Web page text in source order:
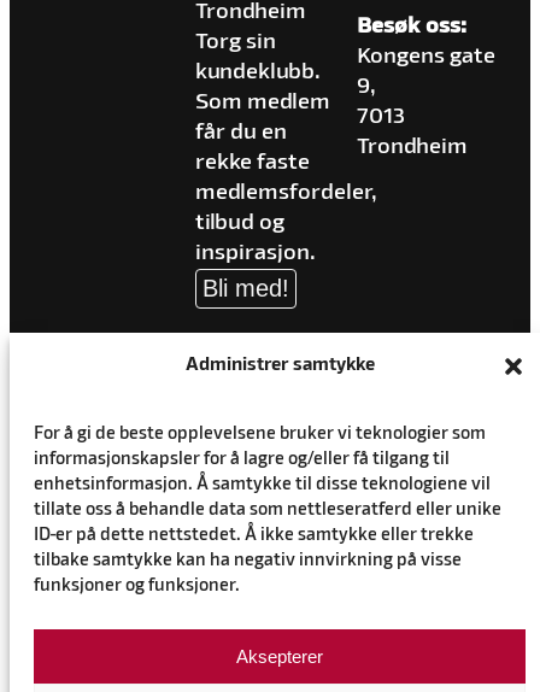
Trondheim
Torg sin
kundeklubb.
Som medlem
får du en
rekke faste
medlemsfordeler,
tilbud og
inspirasjon.
Bli med!
Besøk oss:
Kongens gate
9,
7013
Trondheim
Personvernerklæring
Administrer samtykke
For å gi de beste opplevelsene bruker vi teknologier som
informasjonskapsler for å lagre og/eller få tilgang til
enhetsinformasjon. Å samtykke til disse teknologiene vil
tillate oss å behandle data som nettleseratferd eller unike
ID-er på dette nettstedet. Å ikke samtykke eller trekke
tilbake samtykke kan ha negativ innvirkning på visse
funksjoner og funksjoner.
Aksepterer